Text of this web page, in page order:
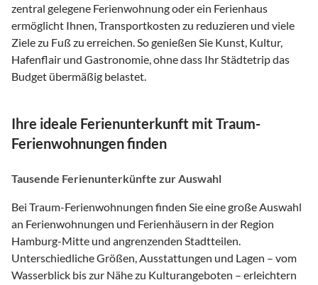
zentral gelegene Ferienwohnung oder ein Ferienhaus
ermöglicht Ihnen, Transportkosten zu reduzieren und viele
Ziele zu Fuß zu erreichen. So genießen Sie Kunst, Kultur,
Hafenflair und Gastronomie, ohne dass Ihr Städtetrip das
Budget übermäßig belastet.
Ihre ideale Ferienunterkunft mit Traum-
Ferienwohnungen finden
Tausende Ferienunterkünfte zur Auswahl
Bei Traum-Ferienwohnungen finden Sie eine große Auswahl
an Ferienwohnungen und Ferienhäusern in der Region
Hamburg-Mitte und angrenzenden Stadtteilen.
Unterschiedliche Größen, Ausstattungen und Lagen – vom
Wasserblick bis zur Nähe zu Kulturangeboten – erleichtern